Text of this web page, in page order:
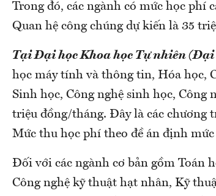
Trong đó, các ngành có mức học phí
Quan hệ công chúng dự kiến là 35
Tại Đại học Khoa học Tự nhiên (Đại
học máy tính và thông tin, Hóa học,
Sinh học, Công nghệ sinh học,
triệu đồng/tháng. Đây là các chương
Mức thu học phí theo đề án định
Đối với các ngành cơ bản gồm Toán
Công nghệ kỹ thuật hạt nhân, Kỹ